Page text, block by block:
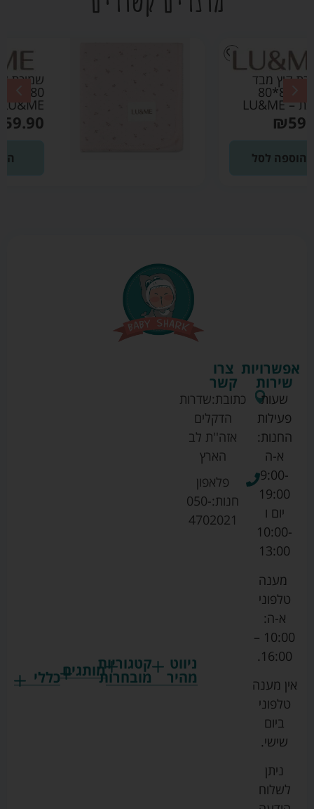
שמיכת קיץ מבד פוינטל
80*80 ורוד בהיר –
ניווט
מהיר
קטגוריות
מובחרותמותגים
גרקו
כללי
צרו
קשר
כתובת:שדרות
הדקלים
אזה''ת לב
הארץ
פלאפון
חנות:050-
4702021
אפשרויות
שירות
שעות
פעילות
החנות:
א-ה
9:00-
19:00
יום ו
10:00-
13:00
מענה
טלפוני
א-ה:
10:00 –
16:00.
אין מענה
טלפוני
ביום
שישי.
ניתן
לשלוח